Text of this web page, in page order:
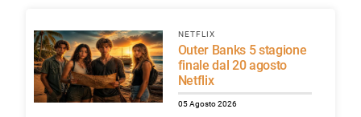
NETFLIX
Outer Banks 5 stagione
finale dal 20 agosto
Netflix
05 Agosto 2026